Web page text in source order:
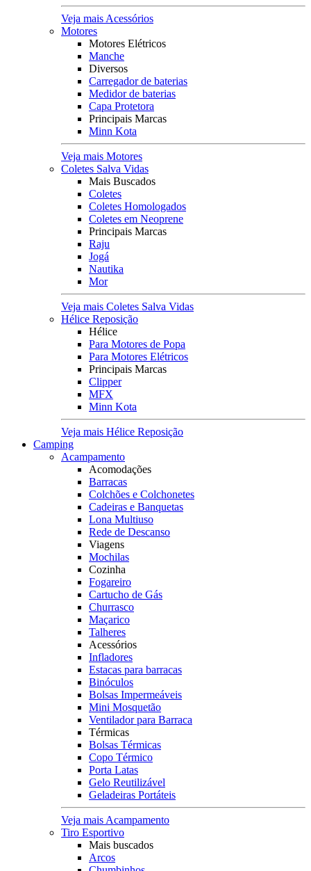
Veja mais Acessórios
Motores
Motores Elétricos
Manche
Diversos
Carregador de baterias
Medidor de baterias
Capa Protetora
Principais Marcas
Minn Kota
Veja mais Motores
Coletes Salva Vidas
Mais Buscados
Coletes
Coletes Homologados
Coletes em Neoprene
Principais Marcas
Raju
Jogá
Nautika
Mor
Veja mais Coletes Salva Vidas
Hélice Reposição
Hélice
Para Motores de Popa
Para Motores Elétricos
Principais Marcas
Clipper
MFX
Minn Kota
Veja mais Hélice Reposição
Camping
Acampamento
Acomodações
Barracas
Colchões e Colchonetes
Cadeiras e Banquetas
Lona Multiuso
Rede de Descanso
Viagens
Mochilas
Cozinha
Fogareiro
Cartucho de Gás
Churrasco
Maçarico
Talheres
Acessórios
Infladores
Estacas para barracas
Binóculos
Bolsas Impermeáveis
Mini Mosquetão
Ventilador para Barraca
Térmicas
Bolsas Térmicas
Copo Térmico
Porta Latas
Gelo Reutilizável
Geladeiras Portáteis
Veja mais Acampamento
Tiro Esportivo
Mais buscados
Arcos